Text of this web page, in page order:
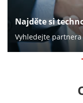
Najděte si
Vyhledejte